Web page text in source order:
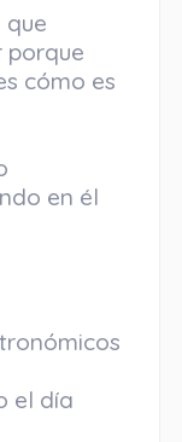
que
cómo es
en él
el día